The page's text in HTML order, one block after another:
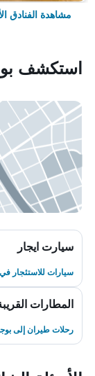
مشاهدة الفنادق
استكشف
سيارت ايجار
سيارات للاستئجار
المطارات
رحلات طيران إلى